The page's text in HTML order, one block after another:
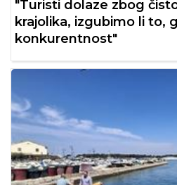
"Turisti dolaze zbog
krajolika, izgubimo li to,
konkurentnost"